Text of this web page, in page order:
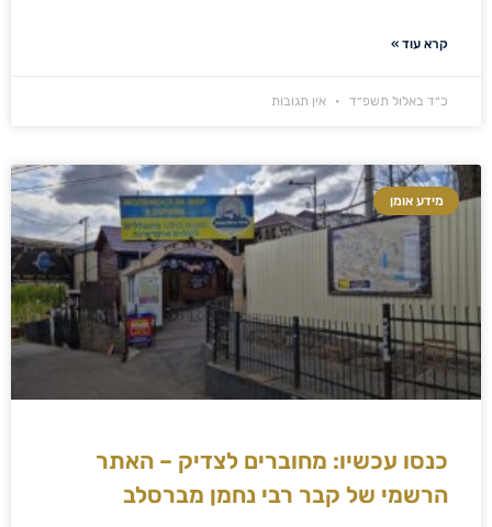
קרא עוד »
כ״ד באלול תשפ״ד אין תגובות
מידע אומן
כנסו עכשיו: מחוברים לצדיק – האתר
הרשמי של קבר רבי נחמן מברסלב